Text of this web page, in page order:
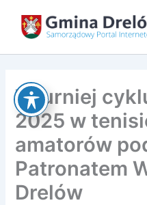
treści
V turniej
2025 w
amatorów
Patronatem
Drelów